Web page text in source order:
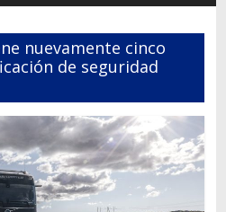
nuevamente cinco
de seguridad